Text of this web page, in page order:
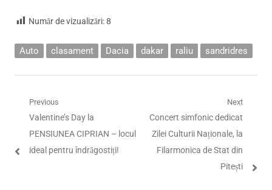
Număr de vizualizări:8
Auto clasament Dacia dakar raliu sandridres
Navigare
articole
Previous
Previous
post:
Valentine’s Day la
PENSIUNEA CIPRIAN – locul
ideal pentru îndrăgostiți!
Next
Next
post:
Concert simfonic dedicat
Zilei Culturii Naționale, la
Filarmonica de Stat din
Pitești